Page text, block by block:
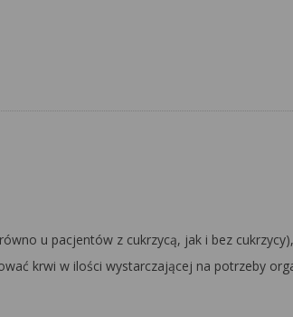
u pacjentów z cukrzycą, jak i bez cukrzycy),
krwi w ilości wystarczającej na potrzeby